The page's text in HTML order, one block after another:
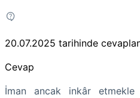
20.07.2025 tarihinde
Cevap
İman ancak inkâr etmekle